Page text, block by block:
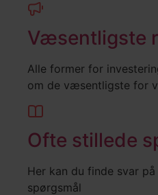
Væsentligste
Alle former for
om de væsentligste for
Ofte stillede
Her kan du finde svar
spørgsmål